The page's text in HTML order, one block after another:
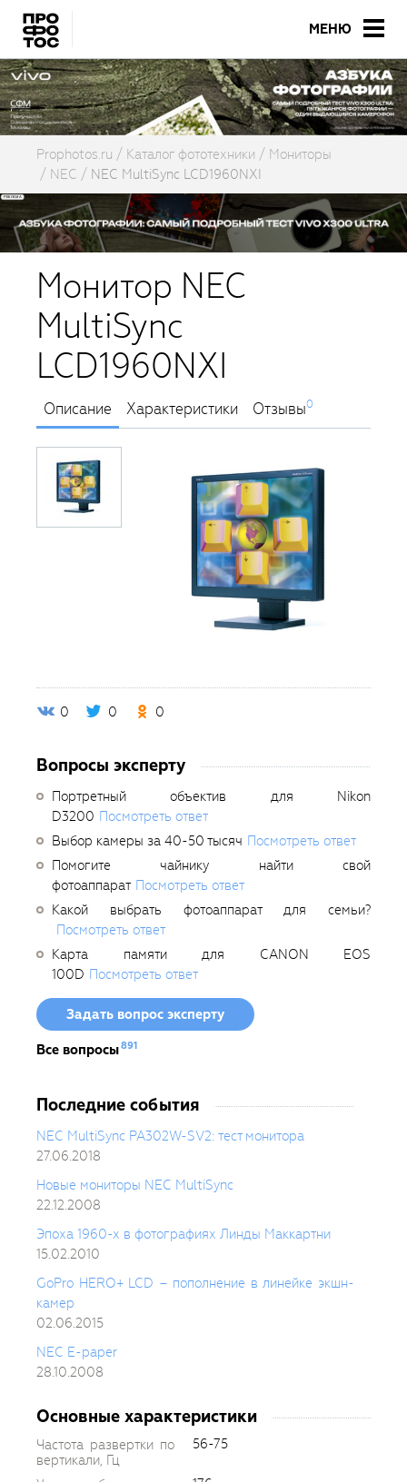
МЕНЮ
Prophotos.ru Каталог фототехники
Мониторы
NEC
NEC MultiSync LCD1960NXI
Монитор NEC
MultiSync
LCD1960NXI
Описание Характеристики Отзывы0
0 0 0
Вопросы эксперту
Портретный объектив для Nikon
D3200 Посмотреть ответ
Выбор камеры за 40-50 тысяч Посмотреть ответ
Помогите чайнику найти свой
фотоаппарат Посмотреть ответ
Какой выбрать фотоаппарат для семьи?
Посмотреть ответ
Карта памяти для CANON EOS
100D Посмотреть ответ
Задать вопрос эксперту
Все вопросы891
Последние события
NEC MultiSync PA302W-SV2: тест монитора
27.06.2018
Новые мониторы NEC MultiSync
22.12.2008
Эпоха 1960-х в фотографиях Линды Маккартни
15.02.2010
GoPro HERO+ LCD – пополнение в линейке экшн-
камер
02.06.2015
NEC E-paper
28.10.2008
Основные характеристики
Частота развертки по
вертикали, Гц
56-75